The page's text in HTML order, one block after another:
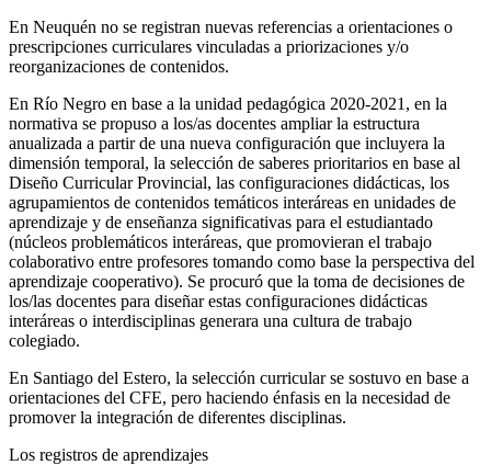
En Neuquén no se registran nuevas referencias a orientaciones o
prescripciones curriculares vinculadas a priorizaciones y/o
reorganizaciones de contenidos.
En Río Negro en base a la unidad pedagógica 2020-2021, en la
normativa se propuso a los/as docentes ampliar la estructura
anualizada a partir de una nueva configuración que incluyera la
dimensión temporal, la selección de saberes prioritarios en base al
Diseño Curricular Provincial, las configuraciones didácticas, los
agrupamientos de contenidos temáticos interáreas en unidades de
aprendizaje y de enseñanza significativas para el estudiantado
(núcleos problemáticos interáreas, que promovieran el trabajo
colaborativo entre profesores tomando como base la perspectiva del
aprendizaje cooperativo). Se procuró que la toma de decisiones de
los/las docentes para diseñar estas configuraciones didácticas
interáreas o interdisciplinas generara una cultura de trabajo
colegiado.
En Santiago del Estero, la selección curricular se sostuvo en base a
orientaciones del CFE, pero haciendo énfasis en la necesidad de
promover la integración de diferentes disciplinas.
Los registros de aprendizajes